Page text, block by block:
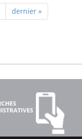
dernier »